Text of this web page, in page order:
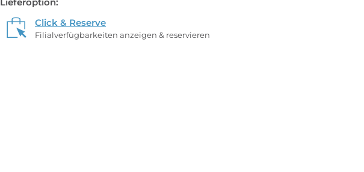
Click & Reserve
Filialverfügbarkeiten anzeigen & reservieren